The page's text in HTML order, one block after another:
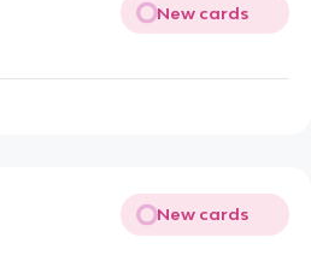
New cards
New cards